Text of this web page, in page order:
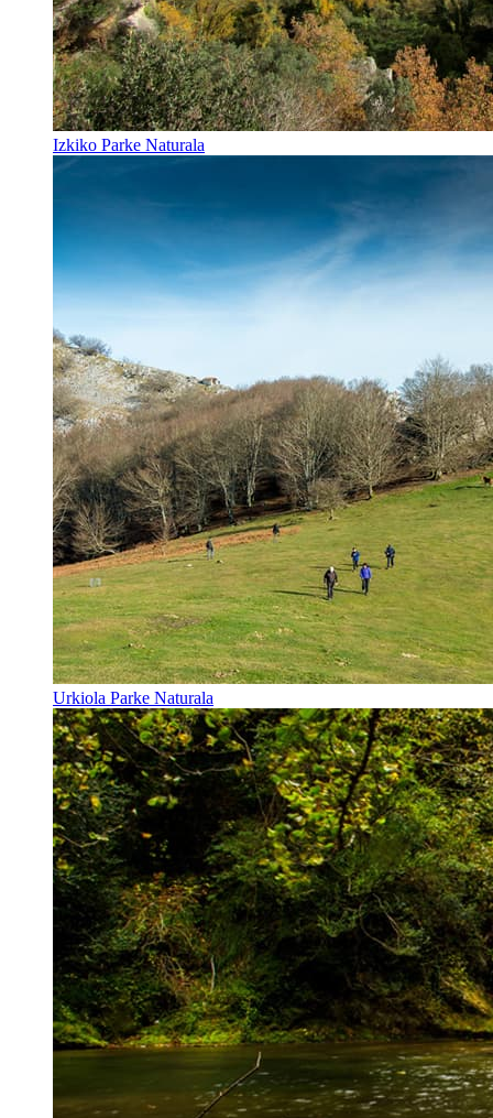
Izkiko Parke Naturala
Urkiola Parke Naturala